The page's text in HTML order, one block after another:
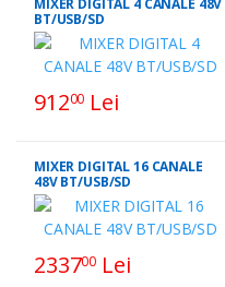
BT/USB/SD
91200 Lei
MIXER DIGITAL 16 CANALE
48V BT/USB/SD
233700 Lei